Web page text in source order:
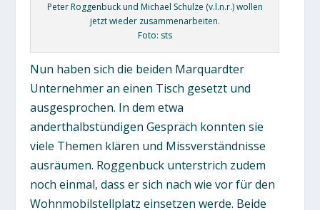
Peter Roggenbuck und Michael Schulze (v.l.n.r.) wollen
jetzt wieder zusammenarbeiten.
Foto: sts
Nun haben sich die beiden Marquardter
Unternehmer an einen Tisch gesetzt und
ausgesprochen. In dem etwa
anderthalbstündigen Gespräch konnten sie
viele Themen klären und Missverständnisse
ausräumen. Roggenbuck unterstrich zudem
noch einmal, dass er sich nach wie vor für den
Wohnmobilstellplatz einsetzen werde. Beide